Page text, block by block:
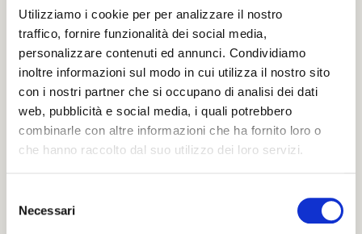
Utilizziamo i cookie per per analizzare il nostro
traffico, fornire funzionalità dei social media,
personalizzare contenuti ed annunci. Condividiamo
inoltre informazioni sul modo in cui utilizza il nostro sito
con i nostri partner che si occupano di analisi dei dati
web, pubblicità e social media, i quali potrebbero
combinarle con altre informazioni che ha fornito loro o
che hanno raccolto dal suo utilizzo dei loro servizi.
Necessari
Sarà nostra premura far pervenire alla famiglia
del defunto il tuo messaggio.
Il tuo nome e cognome *
La tua Email *